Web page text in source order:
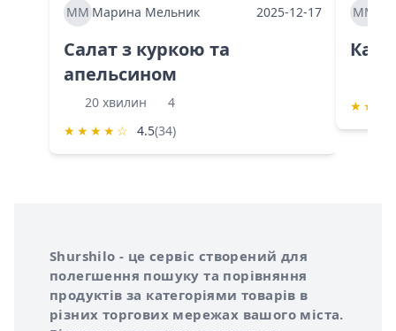
ММ Марина Мельник 2025-12-17
Салат з куркою та
апельсином
20 хвилин
4
★ ★ ★ ★ ☆ 4.5(34)
ММ
★ ★
Про сервіс Shurshilo
Shurshilo - це сервіс створений для
полегшення пошуку та порівняння
продуктів за категоріями товарів в
різних торгових мережах вашого міста.